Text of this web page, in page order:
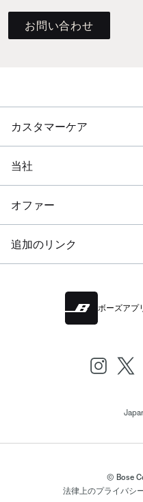
お問い合わせ
カスタマーケア
当社
オファー
追加のリンク
ボーズアプ
© Bose
法律上のプライバシ